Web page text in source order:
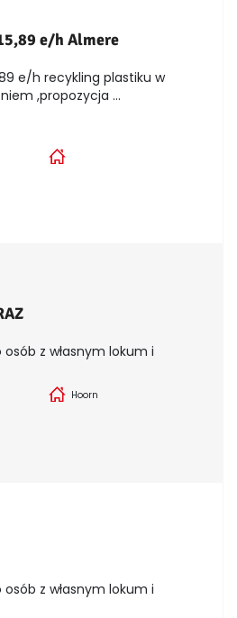
e/h Almere
e/h recykling plastiku w
,propozycja ...
z własnym lokum i
Hoorn
z własnym lokum i